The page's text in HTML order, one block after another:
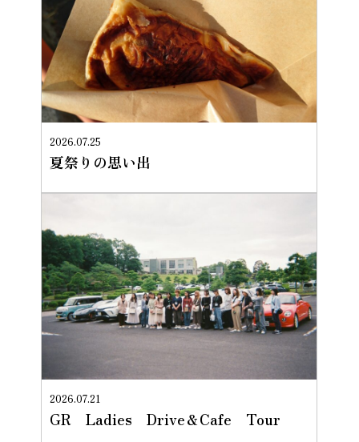
2026.07.25
夏祭りの思い出
2026.07.21
GR Ladies Drive＆Cafe Tour